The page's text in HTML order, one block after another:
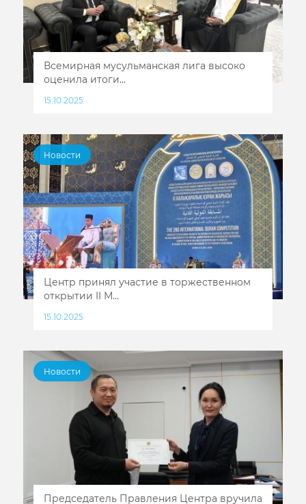
Всемирная мусульманская лига высоко
оценила итоги...
15.10.2025
Новости
Центр принял участие в торжественном
открытии II М...
15.10.2025
Новости
Председатель Правления Центра вручила